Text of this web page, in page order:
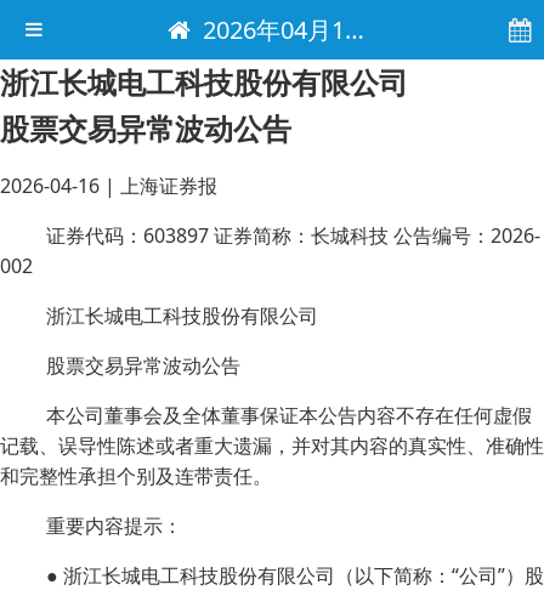
2026年04月16日 电子报
浙江长城电工科技股份有限公司
股票交易异常波动公告
2026-04-16 | 上海证券报
证券代码：603897 证券简称：长城科技 公告编号：2026-
002
浙江长城电工科技股份有限公司
股票交易异常波动公告
本公司董事会及全体董事保证本公告内容不存在任何虚假
记载、误导性陈述或者重大遗漏，并对其内容的真实性、准确性
和完整性承担个别及连带责任。
重要内容提示：
● 浙江长城电工科技股份有限公司（以下简称：“公司”）股